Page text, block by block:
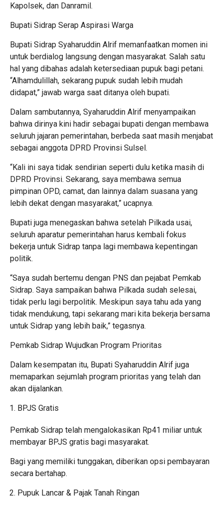
Kapolsek, dan Danramil.
Bupati Sidrap Serap Aspirasi Warga
Bupati Sidrap Syaharuddin Alrif memanfaatkan momen ini
untuk berdialog langsung dengan masyarakat. Salah satu
hal yang dibahas adalah ketersediaan pupuk bagi petani.
“Alhamdulillah, sekarang pupuk sudah lebih mudah
didapat,” jawab warga saat ditanya oleh bupati.
Dalam sambutannya, Syaharuddin Alrif menyampaikan
bahwa dirinya kini hadir sebagai bupati dengan membawa
seluruh jajaran pemerintahan, berbeda saat masih menjabat
sebagai anggota DPRD Provinsi Sulsel.
“Kali ini saya tidak sendirian seperti dulu ketika masih di
DPRD Provinsi. Sekarang, saya membawa semua
pimpinan OPD, camat, dan lainnya dalam suasana yang
lebih dekat dengan masyarakat,” ucapnya.
Bupati juga menegaskan bahwa setelah Pilkada usai,
seluruh aparatur pemerintahan harus kembali fokus
bekerja untuk Sidrap tanpa lagi membawa kepentingan
politik.
“Saya sudah bertemu dengan PNS dan pejabat Pemkab
Sidrap. Saya sampaikan bahwa Pilkada sudah selesai,
tidak perlu lagi berpolitik. Meskipun saya tahu ada yang
tidak mendukung, tapi sekarang mari kita bekerja bersama
untuk Sidrap yang lebih baik,” tegasnya.
Pemkab Sidrap Wujudkan Program Prioritas
Dalam kesempatan itu, Bupati Syaharuddin Alrif juga
memaparkan sejumlah program prioritas yang telah dan
akan dijalankan.
BPJS Gratis
Pemkab Sidrap telah mengalokasikan Rp41 miliar untuk
membayar BPJS gratis bagi masyarakat.
Bagi yang memiliki tunggakan, diberikan opsi pembayaran
secara bertahap.
Pupuk Lancar & Pajak Tanah Ringan